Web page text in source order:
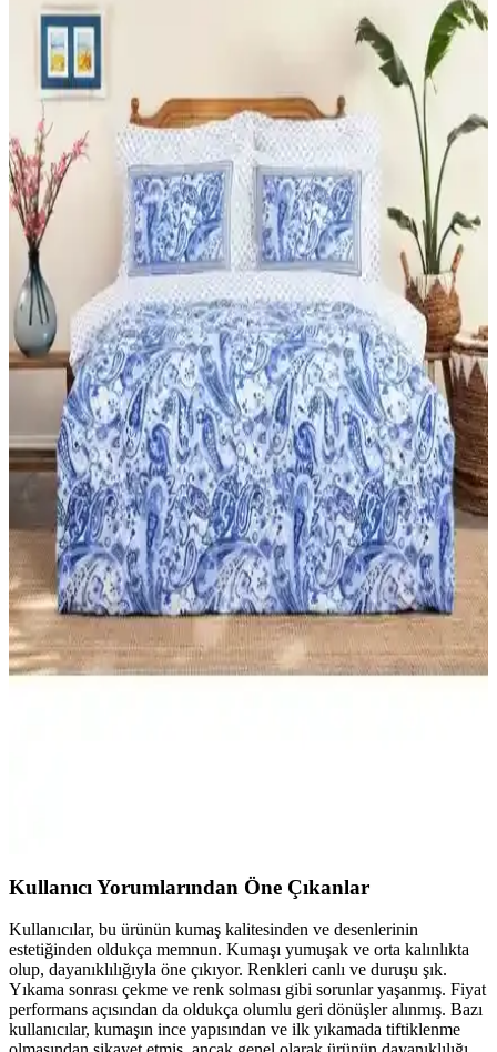
İki popüler müslin yatak örtüsü olan Dokubba ve Natural Meet
Maya'nın özellikleri, kullanıcı yorumları ve karşılaştırmasıyla
ihtiyacınıza en uygun seçimi yapın.
Merinos Comforter Seti Çift Kişilik Yatak Takımı
Yüksek Kalite ve Şıklık Sunar
Merinos Comforter Seti, doğal pamuk malzemesi ve şık tasarımıyla
çift kişilik yataklar için ideal, sıcak tutan ve konfor sağlayan yüksek
kaliteli yatak örtüsü setidir.
Karaca Home Scala Mürdüm ve Yataş Nova Çift
Kişilik Emboss Battaniye Karşılaştırması
Karaca Home Scala mürdüm ve Yataş Nova emboss battaniyelerin
malzeme, renk, kalınlık ve kullanıcı memnuniyeti açısından detaylı
karşılaştırması.
Ezgi Tek Kişilik ve Şanlı Battal Boy Penye Lastikli
Çarşaf Karşılaştırması
İki lastikli çarşafın kumaş türleri, ölçü uyumu ve kullanıcı
yorumlarıyla detaylı analizi, doğru seçim yapmanız için önemli
bilgiler sunar.
Özdilek Colormix ve Valoroso Çift Kişilik Nevresim
Takımları Karşılaştırması
Bu karşılaştırmada Özdilek Colormix ve Valoroso nevresim
takımlarının kumaş özellikleri, tasarım ve kullanıcı yorumları detaylı
inceleniyor.
Kullanıcı Yorumlarından Öne Çıkanlar
Kullanıcılar, bu ürünün kumaş kalitesinden ve desenlerinin
estetiğinden oldukça memnun. Kumaşı yumuşak ve orta kalınlıkta
olup, dayanıklılığıyla öne çıkıyor. Renkleri canlı ve duruşu şık.
Yıkama sonrası çekme ve renk solması gibi sorunlar yaşanmış. Fiyat
performans açısından da oldukça olumlu geri dönüşler alınmış. Bazı
kullanıcılar, kumaşın ince yapısından ve ilk yıkamada tiftiklenme